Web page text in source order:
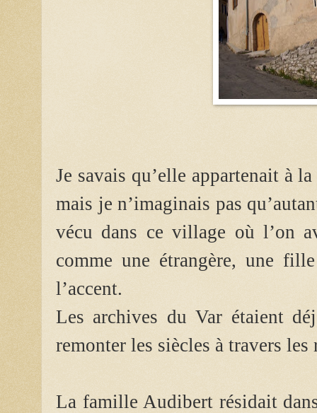
Je savais qu’elle appartenait à
mais je n’imaginais pas
vécu dans ce village où l’on
comme une étrangère, une
l’accent.
Les archives du Var étaient
remonter les siècles à travers
La famille Audibert résidait